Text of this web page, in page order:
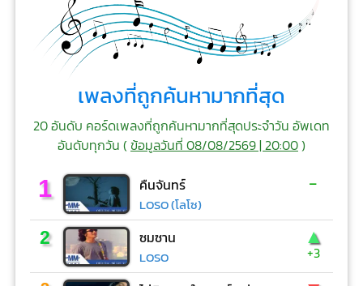
เพลงที่ถูกค้นหามากที่สุด
20 อันดับ คอร์ดเพลงที่ถูกค้นหามากที่สุดประจำวัน อัพเดท
อันดับทุกวัน (ข้อมูลวันที่ 08/08/2569 | 20:00)
1 คืนจันทร์
LOSO (โลโซ)
-
2 ซมซาน
LOSO
▲
+3